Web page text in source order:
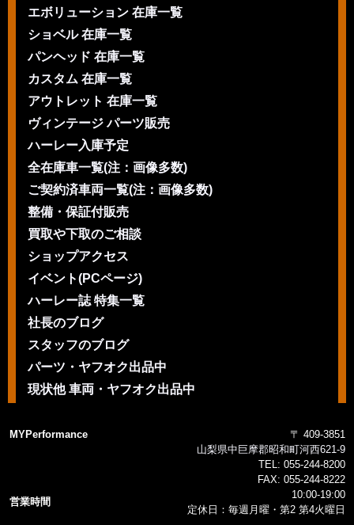
エボリューション 在庫一覧
ショベル 在庫一覧
パンヘッド 在庫一覧
カスタム 在庫一覧
アウトレット 在庫一覧
ヴィンテージ パーツ販売
ハーレー入庫予定
全在庫車一覧(注：画像多数)
ご契約済車両一覧(注：画像多数)
整備・保証付販売
買取や下取のご相談
ショップアクセス
イベント(PCページ)
ハーレー誌 特集一覧
社長のブログ
スタッフのブログ
パーツ・ヤフオク出品中
現状他 車両・ヤフオク出品中
MYPerformance
〒 409-3851
山梨県中巨摩郡昭和町河西621-9
TEL: 055-244-8200
FAX: 055-244-8222
営業時間
10:00-19:00
定休日：毎週月曜・第2 第4火曜日